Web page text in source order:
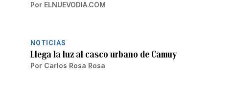
Por ELNUEVODIA.COM
NOTICIAS
Llega la luz al casco urbano de Camuy
Por Carlos Rosa Rosa